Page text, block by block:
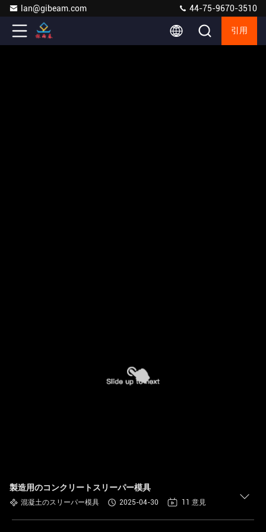
lan@gibeam.com 44-75-9670-3510
引用
製造用のコンクリートスリーパー模具
混凝土のスリーパー模具 2025-04-30 11 意見